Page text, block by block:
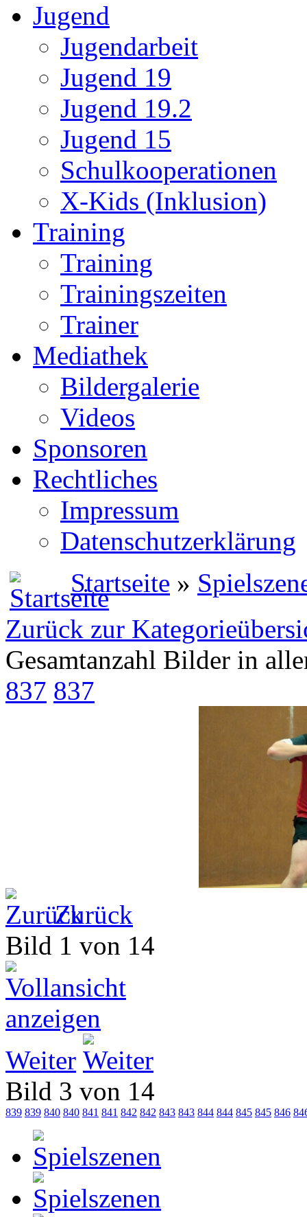
Jugend
Jugendarbeit
Jugend 19
Jugend 19.2
Jugend 15
Schulkooperationen
X-Kids (Inklusion)
Training
Training
Trainingszeiten
Trainer
Mediathek
Bildergalerie
Videos
Sponsoren
Rechtliches
Impressum
Datenschutzerklärung
Startseite »
Zurück zur
Gesamtanzahl Bilder in
837 837
Zurück
Bild 1 von 14
Weiter
Bild 3 von 14
839 839 840 840 841 841 842 842 843 843 844 844 845 845 846